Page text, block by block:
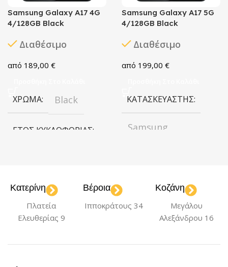
Samsung Galaxy A17 4G
4/128GB Black
Διαθέσιμο
189,00 €
ΧΡΏΜΑ Black
ΈΤΟΣ ΚΥΚΛΟΦΟΡΊΑΣ
ΧΩΡΗΤΙΚΌΤΗΤΑ
128GB
Samsung Galaxy A17 5G
4/128GB Black
Διαθέσιμο
199,00 €
ΚΑΤΑΣΚΕΥΑΣΤΉΣ
Samsung
ΧΩΡΗΤΙΚΌΤΗΤΑ
Κατερίνη
Πλατεία
Ελευθερίας 9
Βέροια
Ιπποκράτους 34
Κοζάνη
Μεγάλου
Αλεξάνδρου 16